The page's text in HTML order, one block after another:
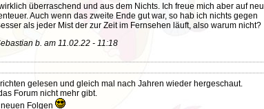
überraschend und aus dem Nichts. Ich freue mich aber auf
Auch wenn das zweite Ende gut war, so hab ich nichts gegen
als jeder Mist der zur Zeit im Fernsehen läuft, also warum nicht?
b. am 11.02.22 - 11:18
gelesen und gleich mal nach Jahren wieder hergeschaut.
Forum nicht mehr gibt.
Folgen